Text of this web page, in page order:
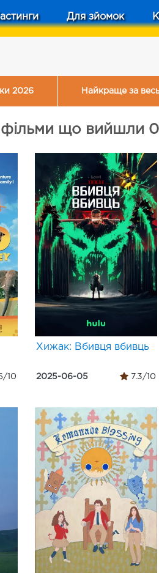
Для зйомок
2026 Найкраще за
фільми що вийшли
10
Хижак: Вбивця вбивць
2025-06-05 7.3/10